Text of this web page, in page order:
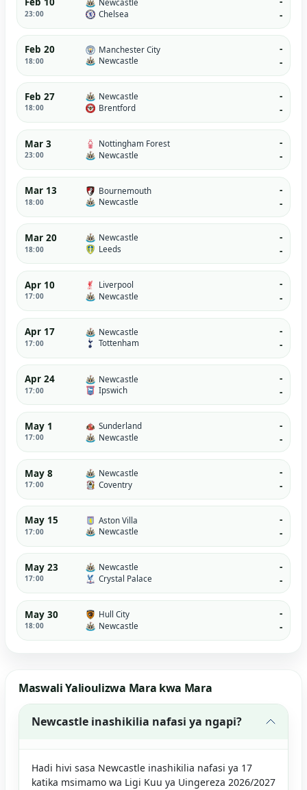
23:00
Newcastle
Chelsea
-
Feb 20
18:00
Manchester City
Newcastle
-
-
Feb 27
18:00
Newcastle
Brentford
-
-
Mar 3
23:00
Nottingham Forest
Newcastle
-
-
Mar 13
18:00
Bournemouth
Newcastle
-
-
Mar 20
18:00
Newcastle
Leeds
-
-
Apr 10
17:00
Liverpool
Newcastle
-
-
Apr 17
17:00
Newcastle
Tottenham
-
-
Apr 24
17:00
Newcastle
Ipswich
-
-
May 1
17:00
Sunderland
Newcastle
-
-
May 8
17:00
Newcastle
Coventry
-
-
May 15
17:00
Aston Villa
Newcastle
-
-
May 23
17:00
Newcastle
Crystal Palace
-
-
May 30
18:00
Hull City
Newcastle
-
-
Maswali Yalioulizwa Mara kwa Mara
Newcastle inashikilia nafasi ya ngapi?
Hadi hivi sasa Newcastle inashikilia nafasi ya 17
katika msimamo wa Ligi Kuu ya Uingereza 2026/2027